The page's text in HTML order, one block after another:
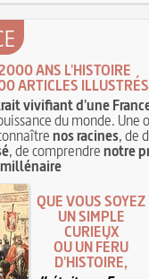
ANS L'HISTOIRE
ARTICLES ILLUSTRÉS
vivifiant d'une
du monde. Une
nos racines, de
, de comprendrenotre
QUE VOUS SOYEZ
UN SIMPLE
CURIEUX
OU UN FÉRU
D'HISTOIRE,